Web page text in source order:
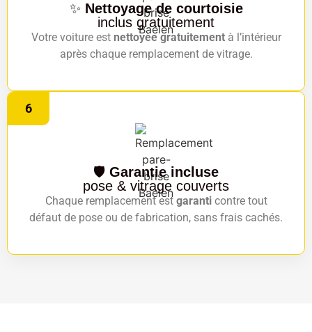
✨ Nettoyage de courtoisie
inclus gratuitement
Votre voiture est nettoyée gratuitementà l’intérieur
après chaque remplacement de vitrage.
6
🛡️ Garantie incluse
pose & vitrage couverts
Chaque remplacement est garanticontre tout
défaut de pose ou de fabrication, sans frais cachés.